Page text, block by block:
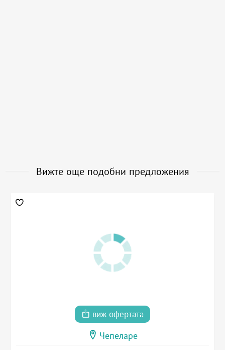
Вижте още подобни предложения
виж офертата
Чепеларе